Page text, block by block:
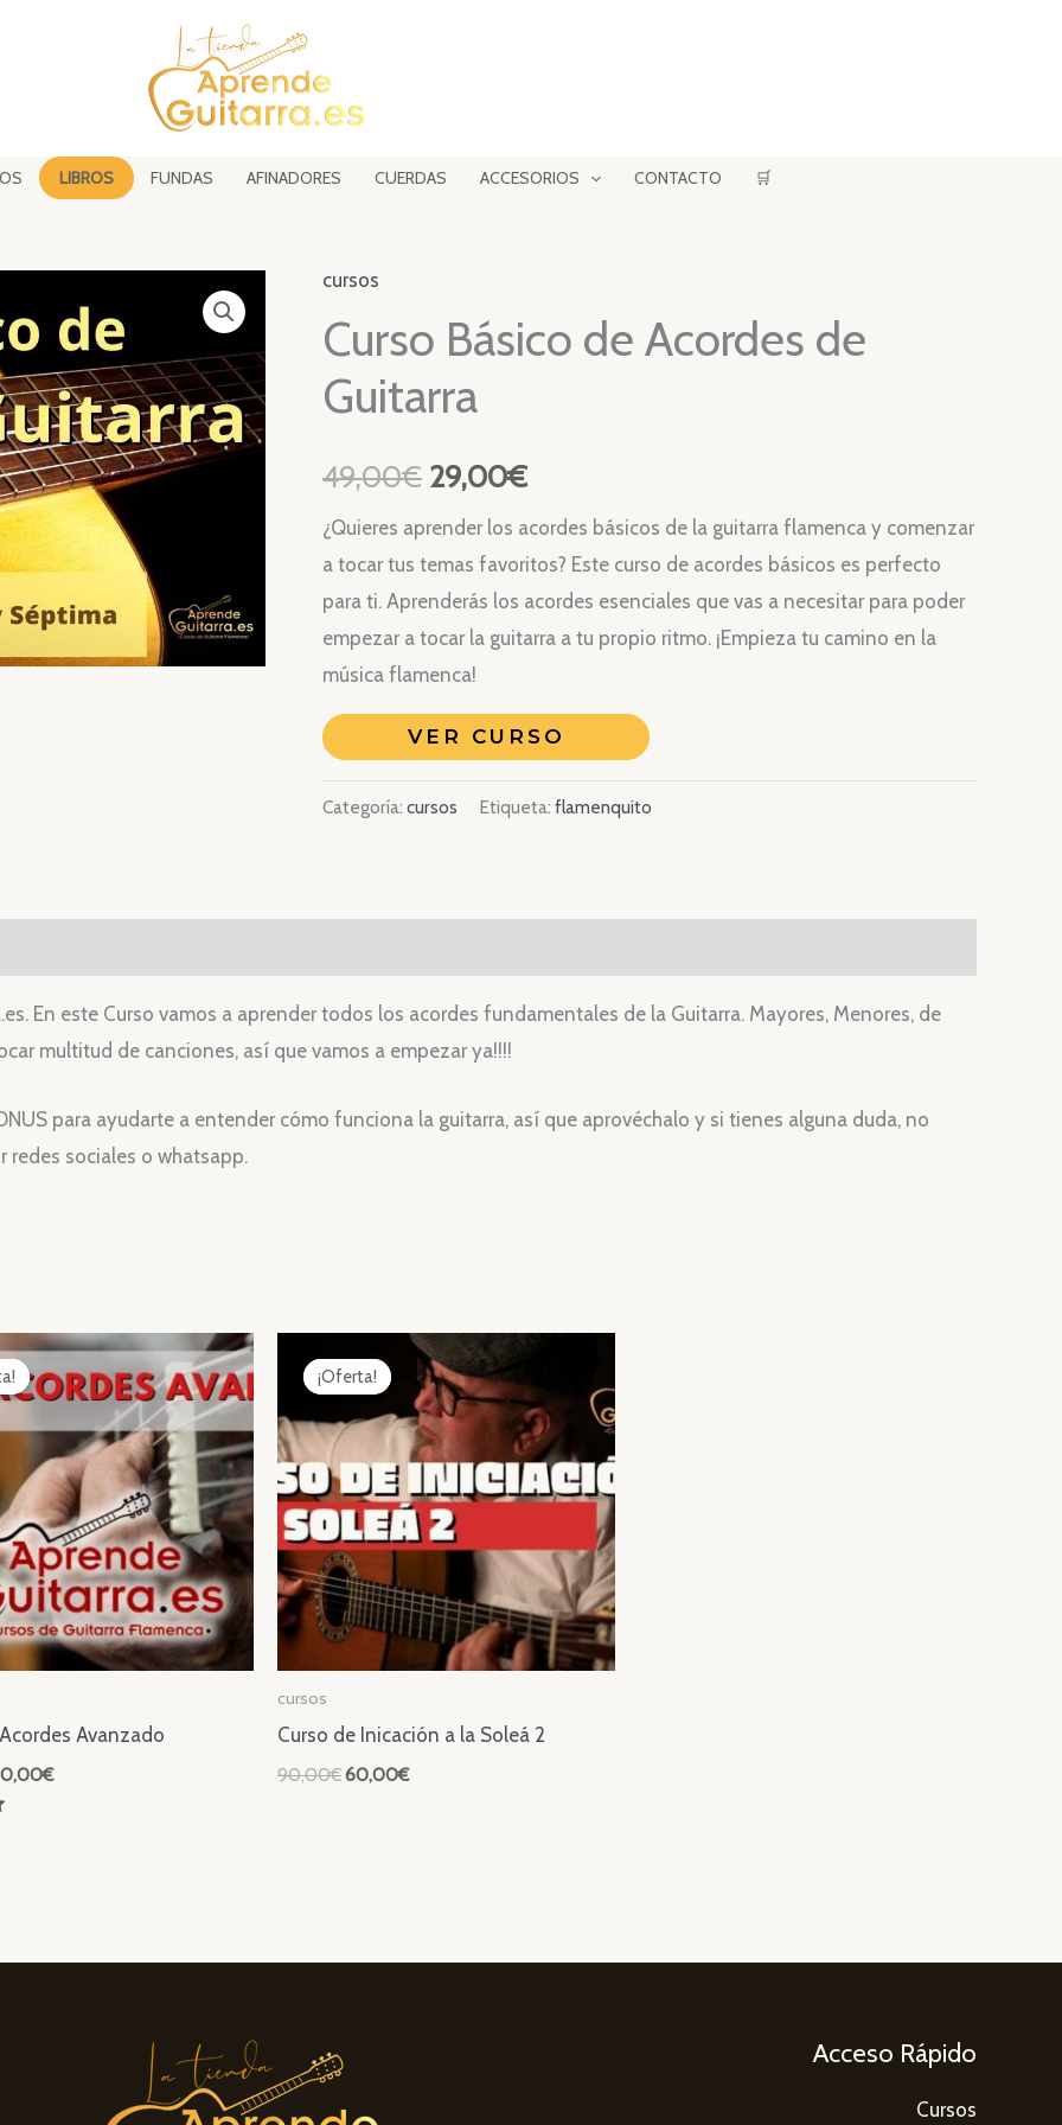
LIBROS FUNDAS AFINADORES CUERDAS ACCESORIOS CONTACTO 🛒
cursos
Curso Básico de Acordes de
Guitarra
49,00€ El
precio
original
era:
29,00€El
precio
actual
es:
¿Quieres aprender los acordes básicos de la guitarra flamenca y comenzar
a tocar tus temas favoritos? Este curso de acordes básicos es perfecto
para ti. Aprenderás los acordes esenciales que vas a necesitar para poder
empezar a tocar la guitarra a tu propio ritmo. ¡Empieza tu camino en la
música flamenca!
VER CURSO
Categoría: cursos Etiqueta: flamenquito
En este Curso vamos a aprender todos los acordes fundamentales de la Guitarra. Mayores, Menores, de
multitud de canciones, así que vamos a empezar ya!!!!
para ayudarte a entender cómo funciona la guitarra, así que aprovéchalo y si tienes alguna duda, no
redes sociales o whatsapp.
Avanzado
€El
¡Oferta!
¡Oferta!
cursos
Curso de Inicación a la Soleá 2
90,00€El
60,00€El
Acceso Rápido
Cursos